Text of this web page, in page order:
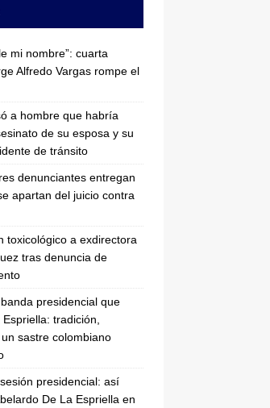
mi nombre”: cuarta
Alfredo Vargas rompe el
a hombre que habría
de su esposa y su
de tránsito
denunciantes entregan
apartan del juicio contra
toxicológico a exdirectora
tras denuncia de
presidencial que
tradición,
sastre colombiano
presidencial: así
De La Espriella en